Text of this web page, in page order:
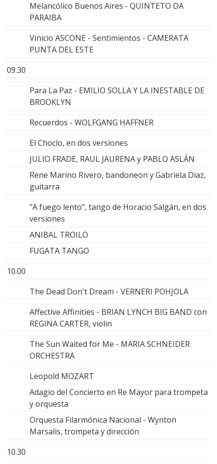
Melancólico Buenos Aires - QUINTETO DA
PARAIBA
Vinicio ASCONE - Sentimientos - CAMERATA
PUNTA DEL ESTE
09.30
Para La Paz - EMILIO SOLLA Y LA INESTABLE DE
BROOKLYN
Recuerdos - WOLFGANG HAFFNER
El Choclo, en dos versiones
JULIO FRADE, RAUL JAURENA y PABLO ASLÁN
Rene Marino Rivero, bandoneon y Gabriela Diaz,
guitarra
"A fuego lento", tango de Horacio Salgán, en dos
versiones
ANIBAL TROILO
FUGATA TANGO
10.00
The Dead Don't Dream - VERNERI POHJOLA
Affective Affinities - BRIAN LYNCH BIG BAND con
REGINA CARTER, violin
The Sun Waited for Me - MARIA SCHNEIDER
ORCHESTRA
Leopold MOZART
Adagio del Concierto en Re Mayor para trompeta
y orquesta
Orquesta Filarmónica Nacional - Wynton
Marsalis, trompeta y dirección
10.30